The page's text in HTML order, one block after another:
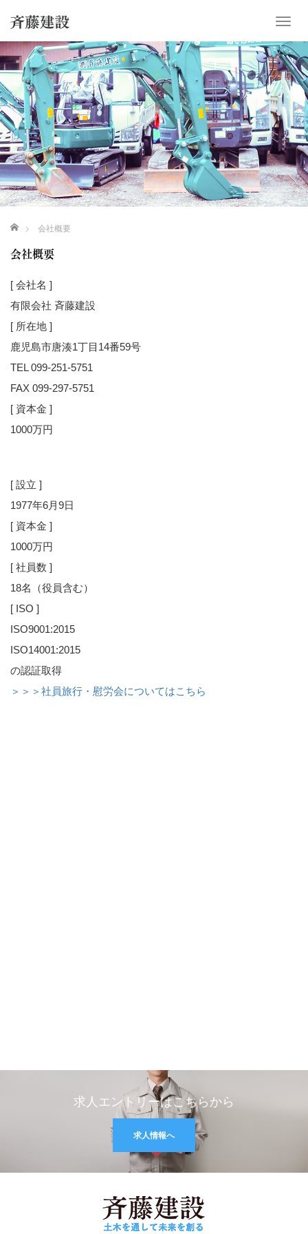
T
g
g
l
e
n
a
v
i
g
a
t
ホーム 会社概要
会社概要
[ 会社名 ]
有限会社 斉藤建設
[ 所在地 ]
鹿児島市唐湊1丁目14番59号
TEL 099-251-5751
FAX 099-297-5751
[ 資本金 ]
1000万円
[ 設立 ]
1977年6月9日
[ 資本金 ]
1000万円
[ 社員数 ]
18名（役員含む）
[ ISO ]
ISO9001:2015
ISO14001:2015
の認証取得
＞＞＞社員旅行・慰労会についてはこちら
求人エントリーはこちらから
求人情報へ